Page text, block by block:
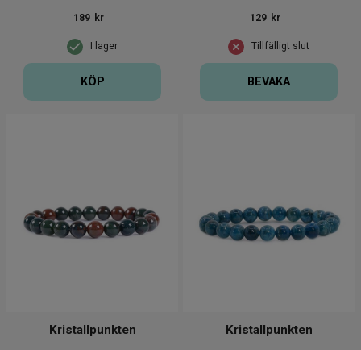
I lager
189 kr
KÖP
Blomma
Tillfälligt slut
129 kr
BEVAKA
Kristallpunkten Kristallpunkten